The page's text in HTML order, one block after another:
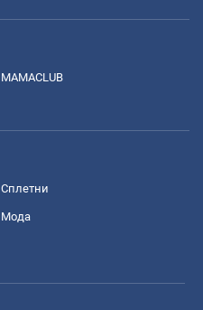
MAMACLUB
Сплетни
Мода